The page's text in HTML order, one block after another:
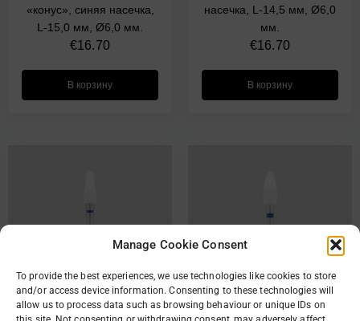
Manage Cookie Consent
To provide the best experiences, we use technologies like cookies to store
and/or access device information. Consenting to these technologies will
allow us to process data such as browsing behaviour or unique IDs on
«конус», синяя насечка,
L-15,0 мм, Ø6,0 мм.
€16.70
В корзину
насечка, L-14,5 мм, Ø6,0
мм.
€16.70
В корзину